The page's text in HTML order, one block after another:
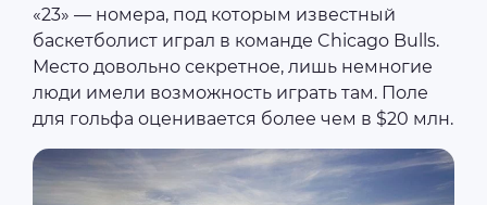
«23» — номера, под которым известный
баскетболист играл в команде Chicago Bulls.
Место довольно секретное, лишь немногие
люди имели возможность играть там. Поле
для гольфа оценивается более чем в $20 млн.